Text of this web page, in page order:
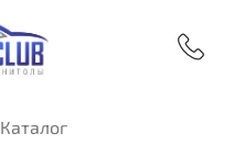
Каталог